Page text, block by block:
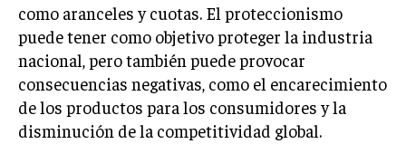
ESTRATEGIAS DE PRICING Y GESTIÓN DE
PRECIOS
GESTIÓN DE CRISIS EMPRESARIALES
EMPRESAS Y STARTUPS TECNOLÓGICAS
GESTIÓN DE LA EXPERIENCIA DEL CLIENTE
como aranceles y cuotas. El proteccionismo
puede tener como objetivo proteger la industria
nacional, pero también puede provocar
consecuencias negativas, como el encarecimiento
de los productos para los consumidores y la
disminución de la competitividad global.